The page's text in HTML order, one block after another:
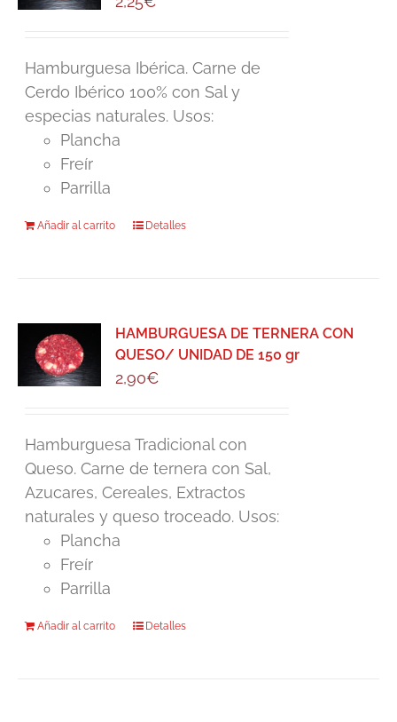
Hamburguesa Ibérica. Carne de
Cerdo Ibérico 100% con Sal y
especias naturales. Usos:
Plancha
Freír
Parrilla
Añadir al carrito Detalles
HAMBURGUESA DE TERNERA CON
QUESO/ UNIDAD DE 150 gr
2,90€
Hamburguesa Tradicional con
Queso. Carne de ternera con Sal,
Azucares, Cereales, Extractos
naturales y queso troceado. Usos:
Plancha
Freír
Parrilla
Añadir al carrito Detalles